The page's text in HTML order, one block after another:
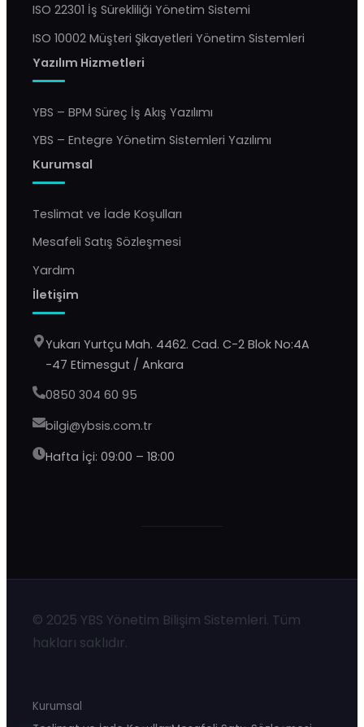
ISO 22301 İş Sürekliliği Yönetim Sistemi
ISO 10002 Müşteri Şikayetleri Yönetim Sistemleri
Yazılım Hizmetleri
YBS – BPM Süreç İş Akış Yazılımı
YBS – Entegre Yönetim Sistemleri Yazılımı
Kurumsal
Teslimat ve İade Koşulları
Mesafeli Satış Sözleşmesi
Yardım
İletişim
Yukarı Yurtçu Mah. 4462. Cad. C-2 Blok No:4A
-47 Etimesgut / Ankara
0850 304 60 95
bilgi@ybsis.com.tr
Hafta İçi: 09:00 – 18:00
© 2025 YBS Yönetim Bilişim Sistemleri. Tüm
hakları saklıdır.
Kurumsal